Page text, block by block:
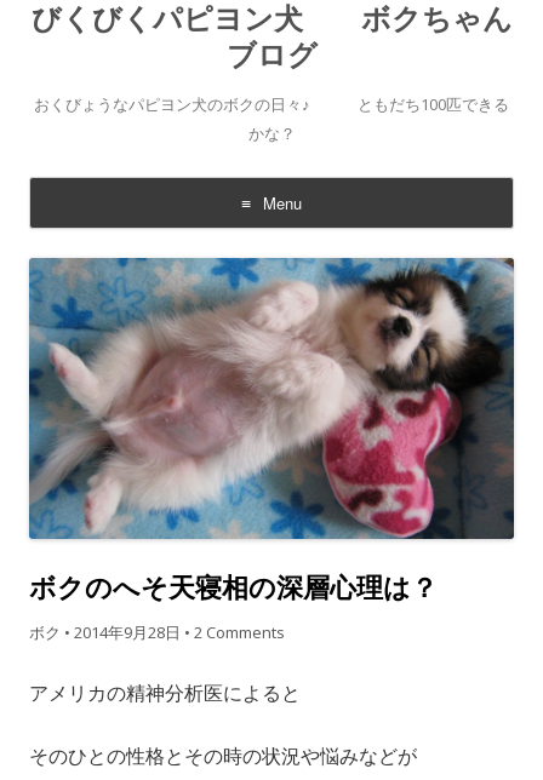
びくびくパピヨン犬 ボクちゃん
ブログ
おくびょうなパピヨン犬のボクの日々♪ ともだち100匹できる
かな？
Menu
Skip to content
ボクのへそ天寝相の深層心理は？
ボク • 2014年9月28日 • 2 Comments
アメリカの精神分析医によると
そのひとの性格とその時の状況や悩みなどが